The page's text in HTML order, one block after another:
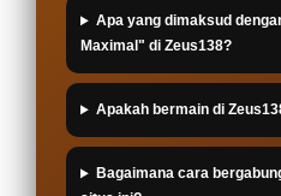
Apa yang dimaksud
Maximal" di Zeus138?
Apakah bermain di
Bagaimana cara